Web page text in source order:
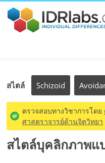
สไตล์ Schizoid
ตรวจสอบทางวิชาการโดย
ศาสตราจารย์ด้านจิตวิทยา
สไตล์บุคลิกภาพ